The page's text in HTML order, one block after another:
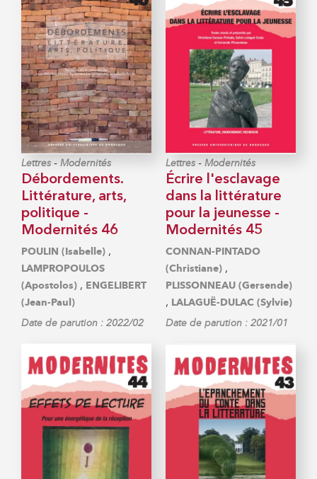
Lettres - Modernités
Débordements.
Littérature, arts,
politique -
Modernités 46
POULIN (Isabelle) ,
LAMPROPOULOS
(Apostolos) , ENGELIBERT
(Jean-Paul)
Date de parution : 2022/02
Lettres - Modernités
Écrire l'esclavage
dans la littérature
pour la jeunesse -
Modernités 45
CONNAN-PINTADO
(Christiane) ,
PLISSONNEAU (Gersende)
, LALAGUË-DULAC (Sylvie)
Date de parution : 2021/01